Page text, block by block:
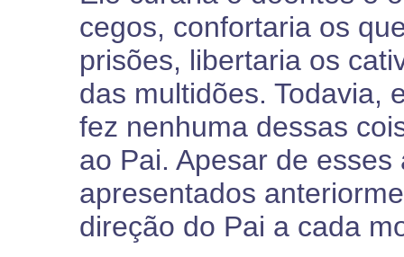
cegos, confortaria os
prisões, libertaria os
das multidões. Todavia,
fez nenhuma dessas
ao Pai. Apesar de
apresentados
direção do Pai a cada